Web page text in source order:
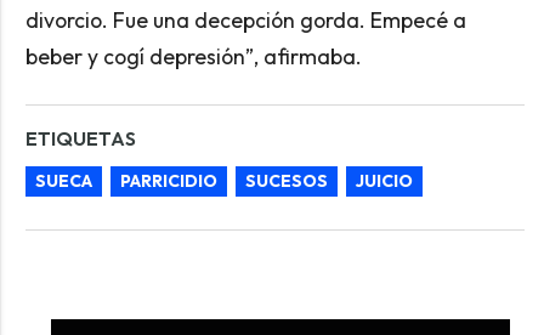
divorcio. Fue una decepción gorda. Empecé a
beber y cogí depresión”, afirmaba.
ETIQUETAS
SUECA PARRICIDIO SUCESOS JUICIO